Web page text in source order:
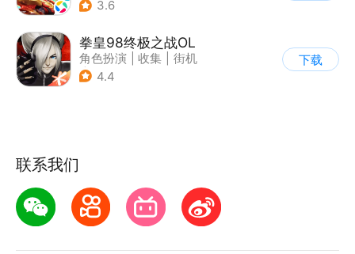
| 动漫改编
3.6
拳皇98终极之战OL
角色扮演 收集
街机
| 拳皇
4.4
下载
联系我们